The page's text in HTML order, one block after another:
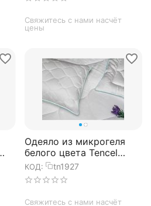
Свяжитесь с нами насчёт
цены
Одеяло из микрогеля
белого цвета Tencel
155х215 см, TAC
КОД: tn1927
Свяжитесь с нами насчёт